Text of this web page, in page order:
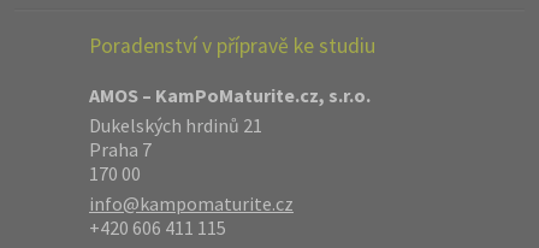
Poradenství v přípravě ke studiu
AMOS – KamPoMaturite.cz, s.r.o.
Dukelských hrdinů 21
Praha 7
170 00
info@kampomaturite.cz
+420 606 411 115